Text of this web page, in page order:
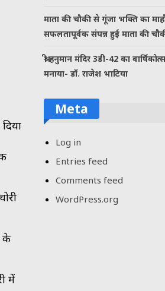
के
में
माता की चौकी से गूंजा भक्ति का
सफलतापूर्वक संपन्न हुई माता की
श्री हनुमान मंदिर 3डी-42 का
मनाया- डॉ. राजेश भाटिया
Meta
Log in
Entries feed
Comments feed
WordPress.org